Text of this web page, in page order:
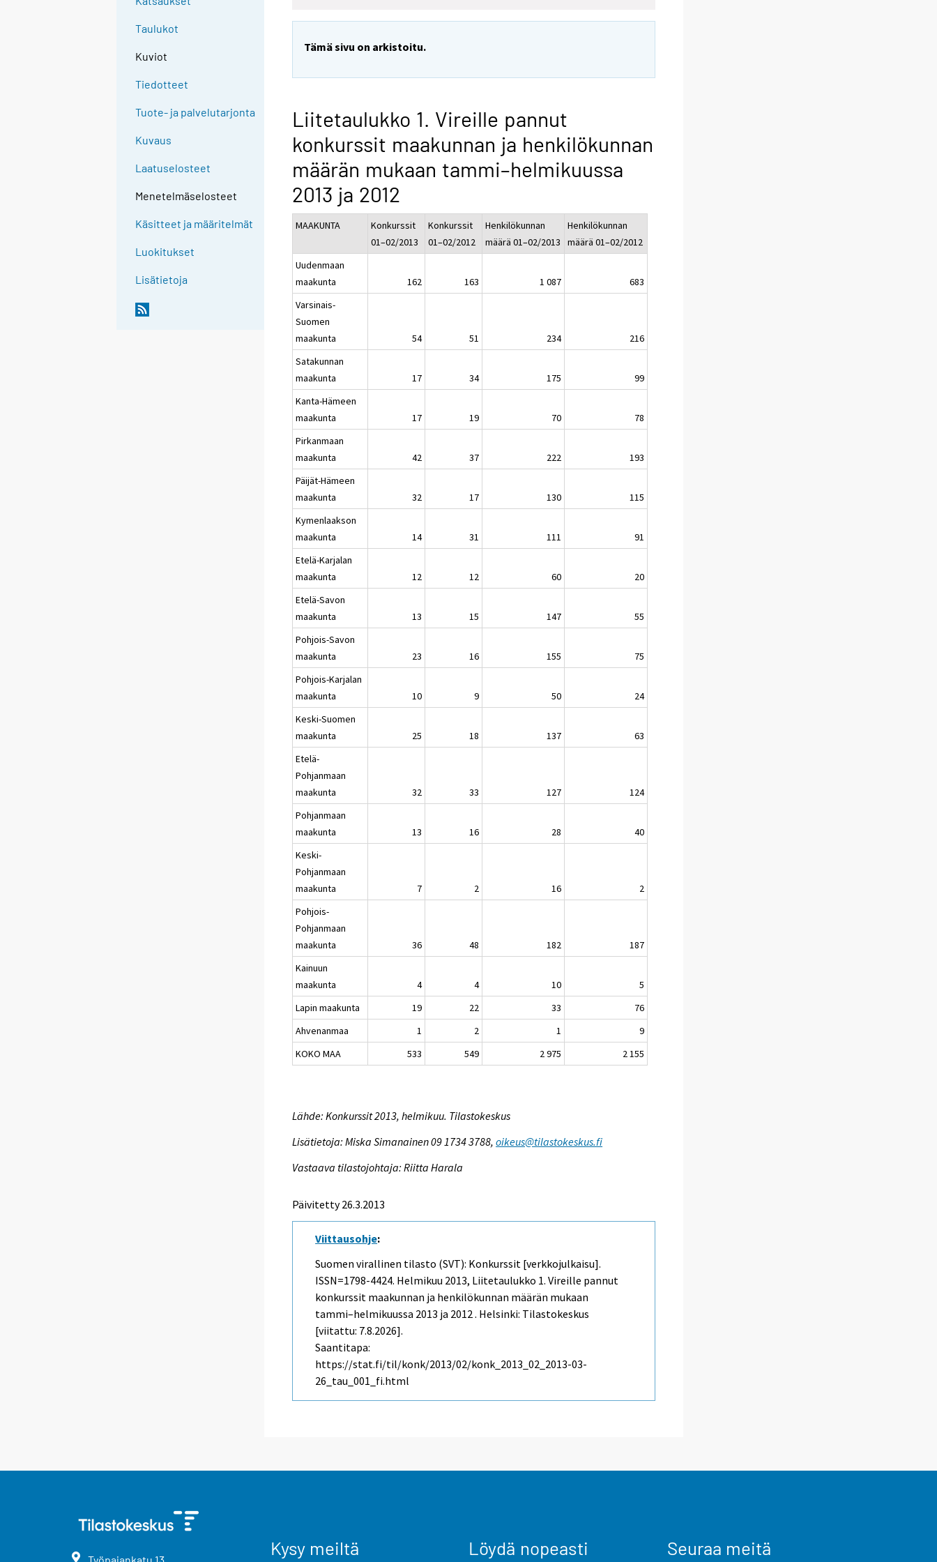
Taulukot
Kuviot
Tiedotteet
Tuote- ja palvelutarjonta
Kuvaus
Laatuselosteet
Menetelmäselosteet
Käsitteet ja määritelmät
Luokitukset
Lisätietoja
Tämä sivu on arkistoitu.
Liitetaulukko 1. Vireille pannut
konkurssit maakunnan ja henkilökunnan
määrän mukaan tammi–helmikuussa
2013 ja 2012
MAAKUNTA
Konkurssit
01–02/2013
Konkurssit
01–02/2012
Henkilökunnan
määrä 01–02/2013
Henkilökunnan
määrä 01–02/2012
Uudenmaan
maakunta
162 163 1 087
683
Varsinais-
Suomen
maakunta
54 51 234
216
Satakunnan
maakunta
17 34 175
99
Kanta-Hämeen
maakunta
17 19 70
78
Pirkanmaan
maakunta
42 37 222
193
Päijät-Hämeen
maakunta
32 17 130
115
Kymenlaakson
maakunta
14 31 111
91
Etelä-Karjalan
maakunta
12 12 60
20
Etelä-Savon
maakunta
13 15 147
55
Pohjois-Savon
maakunta
23 16 155
75
Pohjois-Karjalan
maakunta
10 9 50
24
Keski-Suomen
maakunta
25 18 137
63
Etelä-
Pohjanmaan
maakunta
32 33 127
124
Pohjanmaan
maakunta
13 16 28
40
Keski-
Pohjanmaan
maakunta
7 2 16
2
Pohjois-
Pohjanmaan
maakunta
36 48 182
187
Kainuun
maakunta
4 4 10
5
Lapin maakunta
19 22 33
76
Ahvenanmaa
1 2 1
9
KOKO MAA
533 549 2 975 2 155
Lähde: Konkurssit 2013, helmikuu. Tilastokeskus
Lisätietoja: Miska Simanainen 09 1734 3788,oikeus@tilastokeskus.fi
Vastaava tilastojohtaja: Riitta Harala
Päivitetty 26.3.2013
Viittausohje:
Suomen virallinen tilasto (SVT): Konkurssit [verkkojulkaisu].
ISSN=1798-4424. Helmikuu 2013, Liitetaulukko 1. Vireille pannut
konkurssit maakunnan ja henkilökunnan määrän mukaan
tammi–helmikuussa 2013 ja 2012 . Helsinki: Tilastokeskus
[viitattu: 7.8.2026].
Saantitapa:
https://stat.fi/til/konk/2013/02/konk_2013_02_2013-03-
26_tau_001_fi.html
Kysy meiltä Löydä nopeasti Seuraa meitä